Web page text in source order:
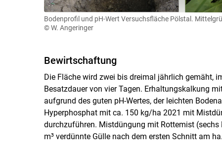
Bodenprofil und pH-Wert Versuchsfläche Pölstal.
© W. Angeringer
Bewirtschaftung
Die Fläche wird zwei bis dreimal jährlich gemäht,
Besatzdauer von vier Tagen. Erhaltungskalkung
aufgrund des guten pH-Wertes, der leichten
Hyperphosphat mit ca. 150 kg/ha 2021 mit
durchzuführen. Mistdüngung mit Rottemist (sechs
m³ verdünnte Gülle nach dem ersten Schnitt am